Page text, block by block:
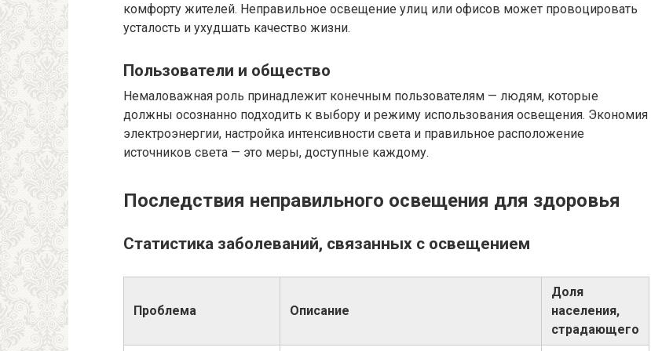
комфорту жителей. Неправильное освещение улиц или офисов может провоцировать
усталость и ухудшать качество жизни.
Пользователи и общество
Немаловажная роль принадлежит конечным пользователям — людям, которые
должны осознанно подходить к выбору и режиму использования освещения. Экономия
электроэнергии, настройка интенсивности света и правильное расположение
источников света — это меры, доступные каждому.
Последствия неправильного освещения для здоровья
Статистика заболеваний, связанных с освещением
Проблема Описание
Доля
населения,
страдающего